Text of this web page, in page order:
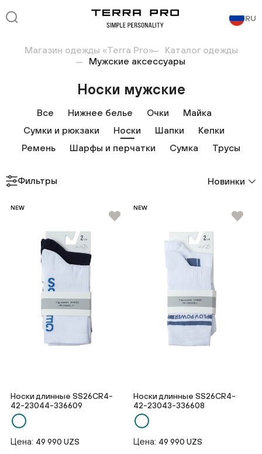
RU
Магазин одежды «Terra Pro»
Каталог одежды
Мужские аксессуары
Носки мужские
Все Нижнее белье Очки
Майка
Сумки и рюкзаки
Носки Шапки
Кепки
Ремень
Шарфы и перчатки Сумка Трусы
Фильтры Новинки
NEW
Носки длинные SS26CR4-
42-23044-336609
Цена: 49 990 UZS
NEW
Носки длинные SS26CR4-
42-23043-336608
Цена: 49 990 UZS